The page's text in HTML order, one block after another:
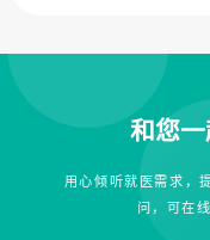
和您
用心倾听就医需求，
问，可在